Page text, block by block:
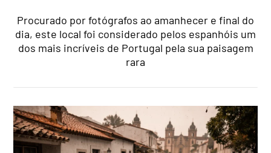
Procurado por fotógrafos ao amanhecer e final do
dia, este local foi considerado pelos espanhóis um
dos mais incríveis de Portugal pela sua paisagem
rara